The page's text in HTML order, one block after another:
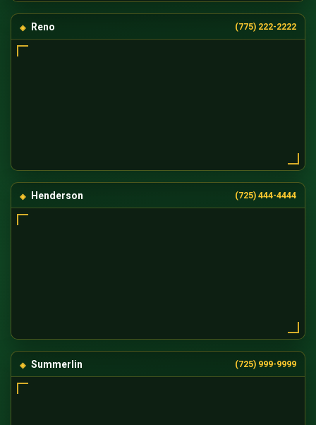
Reno (775) 222-2222
Henderson (725) 444-4444
Summerlin (725) 999-9999